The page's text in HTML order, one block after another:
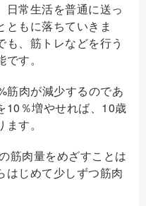
日常生活を普通に送っ
ともに落ちていきま
、筋トレなどを行う
す。
筋肉が減少するのであ
10％増やせれば、10歳
す。
筋肉量をめざすことは
はじめて少しずつ筋肉